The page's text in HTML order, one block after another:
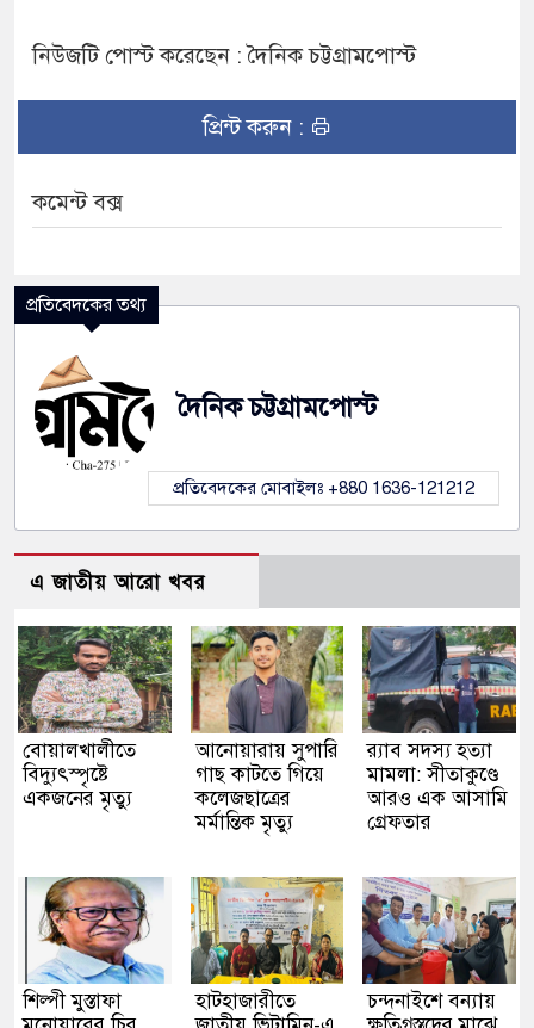
নিউজটি পোস্ট করেছেন : দৈনিক চট্টগ্রামপোস্ট
প্রিন্ট করুন :
কমেন্ট বক্স
প্রতিবেদকের তথ্য
দৈনিক চট্টগ্রামপোস্ট
প্রতিবেদকের মোবাইলঃ +880 1636-121212
এ জাতীয় আরো খবর
বোয়ালখালীতে
বিদ্যুৎস্পৃষ্টে
একজনের মৃত্যু
আনোয়ারায় সুপারি
গাছ কাটতে গিয়ে
কলেজছাত্রের
মর্মান্তিক মৃত্যু
র‌্যাব সদস্য হত্যা
মামলা: সীতাকুণ্ডে
আরও এক আসামি
গ্রেফতার
শিল্পী মুস্তাফা
হাটহাজারীতে
চন্দনাইশে বন্যায়